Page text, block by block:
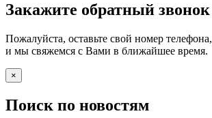
Закажите обратный звонок
Пожалуйста, оставьте свой номер телефона,
и мы свяжемся с Вами в ближайшее время.
×
Поиск по новостям